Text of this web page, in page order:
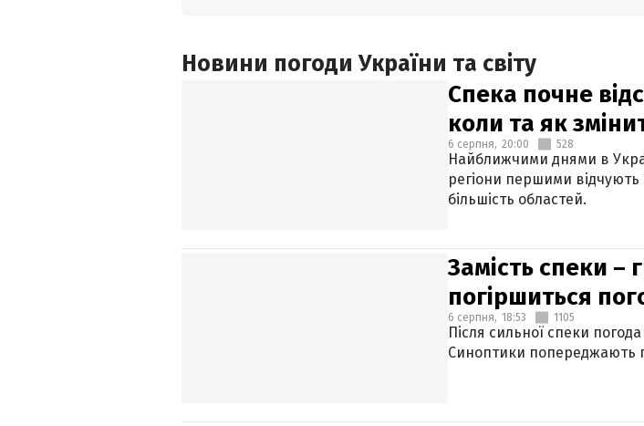
Новини погоди України та світу
Спека почне
коли та як
6 серпня, 20:00 528
Найближчими днями в
регіони першими
більшість областей.
Замість спеки –
погіршиться
6 серпня, 18:53 1105
Після сильної спеки
Синоптики попереджають